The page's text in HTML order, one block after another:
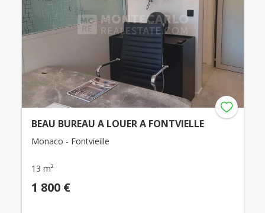
BEAU BUREAU A LOUER A FONTVIELLE
Monaco - Fontvieille
13 m²
1 800 €